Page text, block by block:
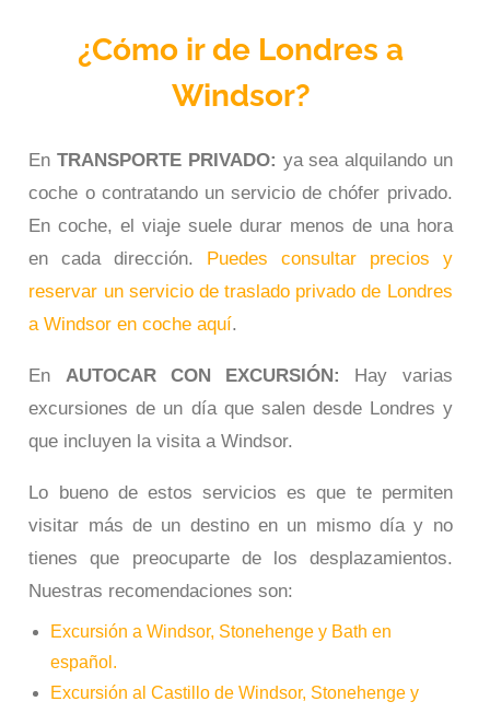
¿Cómo ir de Londres a
Windsor?
EnTRANSPORTE PRIVADO: ya sea alquilando un
coche o contratando un servicio de chófer privado.
En coche, el viaje suele durar menos de una hora
en cada dirección. Puedes consultar precios y
reservar un servicio de traslado privado de Londres
aWindsor en coche aquí.
En AUTOCAR CON EXCURSIÓN:
Hay varias
excursiones de un día que salen desde Londres y
que incluyen la visita a Windsor.
Lo bueno de estos servicios es que te permiten
visitar más de un destino en un mismo día y no
tienes que preocuparte de los desplazamientos.
Nuestras recomendaciones son:
Excursión a Windsor, Stonehenge y Bath en
español.
Excursión al Castillo de Windsor, Stonehenge y